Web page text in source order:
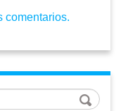
comentarios.